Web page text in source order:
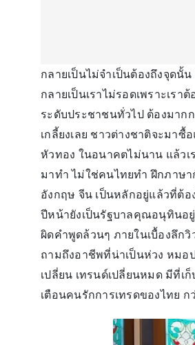
กลายเป็นไม่จำเป็นต้องถึงจุดนั้
กลายเป็นเราไม่รอดเพราะเรา
ระดับประชาชนทั่วไป ต้องมาก
เกลี้ยงเลย ชาวต่างชาติจะมา
หัวทอง ในอนาคตไม่นาน แล้วเ
มาทำ ไม่ใช่คนไทยทำ ฝึกภาษา
อังกฤษ จีน เป็นหลักอยู่แล้วที่ต้อ
ปีหน้ายังเป็นรัฐบาลคุณอนุทินอ
ผิดคำพูดล้วนๆ ภายในเบื้องลึก
ถามถึงอาชีพที่น่าเป็นห่วง หมอ
เปลี่ยน เทรนด์เปลี่ยนหมด มีที่เ
เตือนคนรักการเทรดของไทย